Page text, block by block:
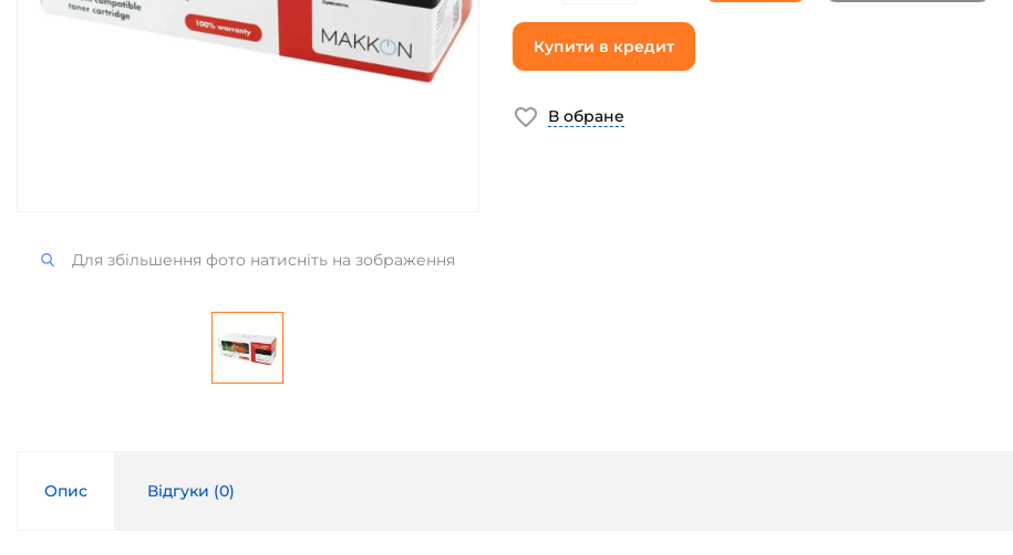
Для збільшення фото натисніть на зображення
Купити в кредит
В обране
Опис Відгуки (0)